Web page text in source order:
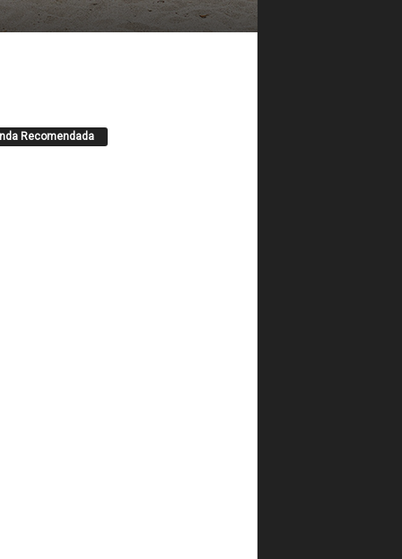
Recomendada